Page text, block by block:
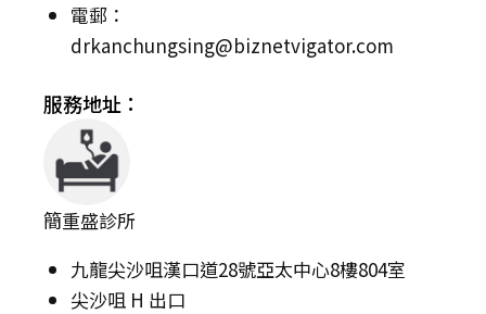
電郵：
drkanchungsing@biznetvigator.com
服務地址：
簡重盛診所
九龍尖沙咀漢口道28號亞太中心8樓804室
尖沙咀 H 出口